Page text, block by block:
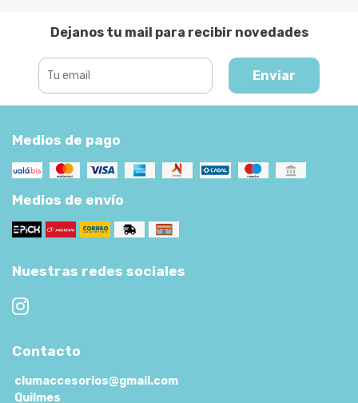
Dejanos tu mail para recibir novedades
Enviar
Medios de pago
Medios de envío
Nuestras redes sociales
Contacto
clumaccesorios@gmail.com
Quilmes